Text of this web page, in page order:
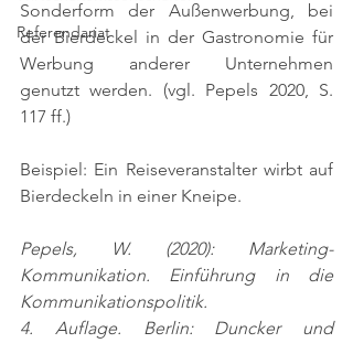
Referendariat
Sonderform der Außenwerbung, bei
der Bierdeckel in der Gastronomie für
Werbung anderer Unternehmen
genutzt werden. (vgl. Pepels 2020, S.
117 ff.)
Beispiel: Ein Reiseveranstalter wirbt auf
Bierdeckeln in einer Kneipe.
Pepels, W. (2020): Marketing-
Kommunikation. Einführung in die
Kommunikationspolitik.
4. Auflage. Berlin: Duncker und